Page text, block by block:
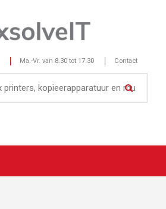
Ma.-Vr. van 8.30 tot 17.30 Contact